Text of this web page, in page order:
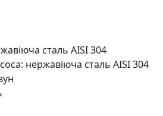
сталь AISI 304
нержавіюча сталь AISI 304